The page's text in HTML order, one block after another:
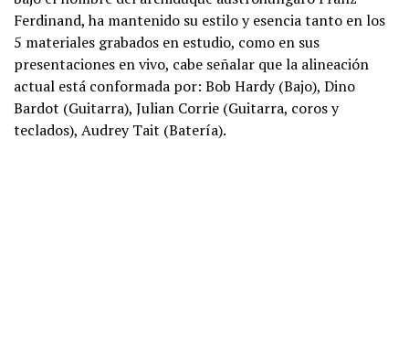
Ferdinand, ha mantenido su estilo y esencia tanto en los
5 materiales grabados en estudio, como en sus
presentaciones en vivo, cabe señalar que la alineación
actual está conformada por: Bob Hardy (Bajo), Dino
Bardot (Guitarra), Julian Corrie (Guitarra, coros y
teclados), Audrey Tait (Batería).